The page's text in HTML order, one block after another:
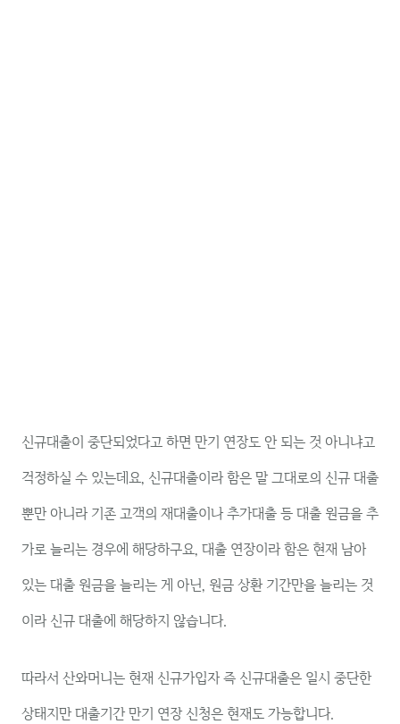
신규대출이 중단되었다고 하면 만기 연장도 안 되는 것 아니냐고
걱정하실 수 있는데요, 신규대출이라 함은 말 그대로의 신규 대출
뿐만 아니라 기존 고객의 재대출이나 추가대출 등 대출 원금을 추
가로 늘리는 경우에 해당하구요, 대출 연장이라 함은 현재 남아
있는 대출 원금을 늘리는 게 아닌, 원금 상환 기간만을 늘리는 것
이라 신규 대출에 해당하지 않습니다.
따라서 산와머니는 현재 신규가입자 즉 신규대출은 일시 중단한
상태지만 대출기간 만기 연장 신청은 현재도 가능합니다.